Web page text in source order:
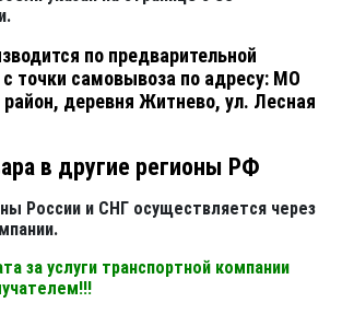
по предварительной
с точки самовывоза по адресу: МО
деревня Житнево, ул. Лесная
в другие регионы РФ
России и СНГ осуществляется через
за услуги транспортной компании